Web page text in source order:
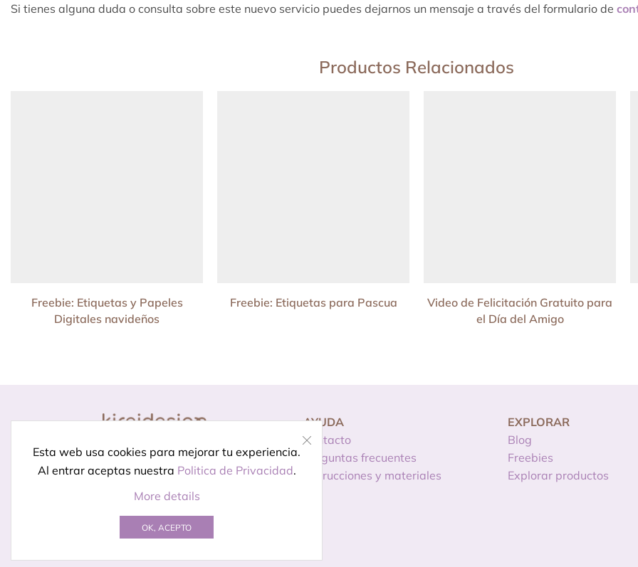
Si tienes alguna duda o consulta sobre este nuevo servicio puedes dejarnos un mensaje a través del formulario de
Productos Relacionados
Freebie: Etiquetas y Papeles
Digitales navideños
Freebie: Etiquetas para Pascua
Video de Felicitación Gratuito para
el Día del Amigo
Esta web usa cookies para mejorar tu experiencia.
Al entrar aceptas nuestra Politica de Privacidad.
More details
OK, ACEPTO
Diseño para momentos
especiales.
Porque celebrar
AYUDA
Contacto
Preguntas frecuentes
Instrucciones y materiales
EXPLORAR
Blog
Freebies
Explorar productos
Kireidesign